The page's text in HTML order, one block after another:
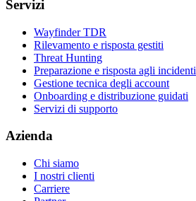
Servizi
Wayfinder TDR
Rilevamento e risposta gestiti
Threat Hunting
Preparazione e risposta agli incidenti
Gestione tecnica degli account
Onboarding e distribuzione guidati
Servizi di supporto
Azienda
Chi siamo
I nostri clienti
Carriere